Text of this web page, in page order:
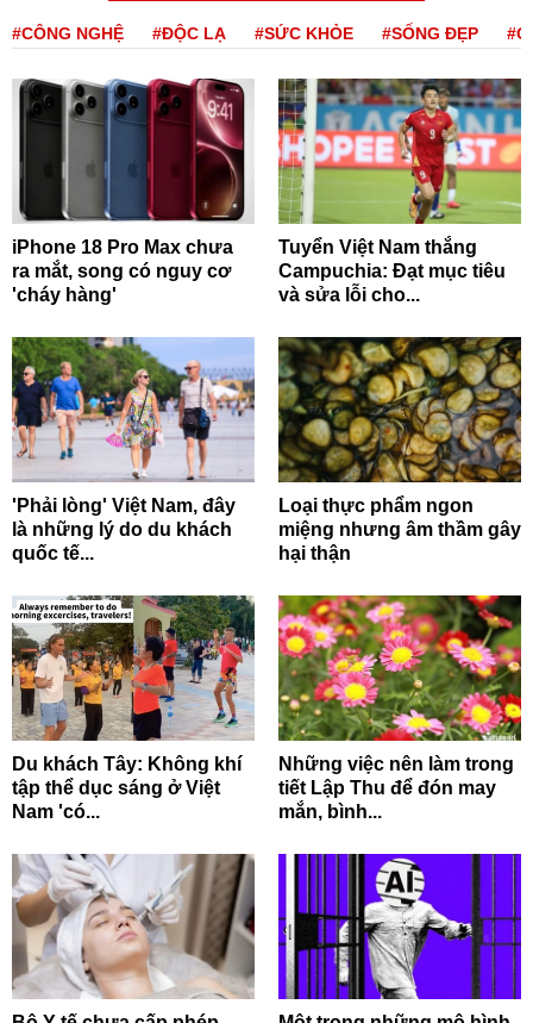
#CÔNG NGHỆ #ĐỘC LẠ #SỨC KHỎE #SỐNG ĐẸP
iPhone 18 Pro Max chưa
ra mắt, song có nguy cơ
'cháy hàng'
Tuyển Việt Nam thắng
Campuchia: Đạt mục tiêu
và sửa lỗi cho...
'Phải lòng' Việt Nam, đây
là những lý do du khách
quốc tế...
Loại thực phẩm ngon
miệng nhưng âm thầm gây
hại thận
Du khách Tây: Không khí
tập thể dục sáng ở Việt
Nam 'có...
Những việc nên làm trong
tiết Lập Thu để đón may
mắn, bình...